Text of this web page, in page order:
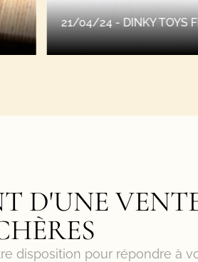
FRANCE
D'UNE
disposition pour répondre à